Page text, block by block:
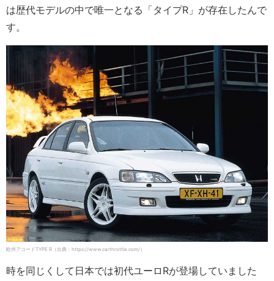
は歴代モデルの中で唯一となる「タイプR」が存在したんで
す。
欧州アコードTYPE R（出典：https://www.carthrottle.com/）
時を同じくして日本では初代ユーロRが登場していました